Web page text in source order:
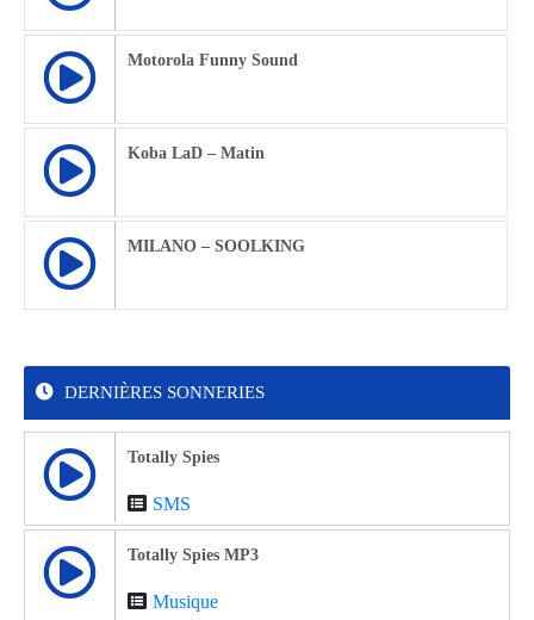
Motorola Funny Sound
Koba LaD – Matin
MILANO – SOOLKING
DERNIÈRES SONNERIES
Totally Spies
SMS
Totally Spies MP3
Musique